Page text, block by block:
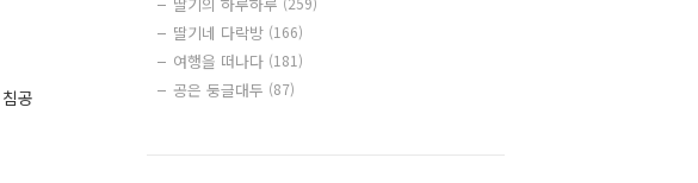
공
딸기네 다락방 (166)
여행을 떠나다 (181)
공은 둥글대두 (87)